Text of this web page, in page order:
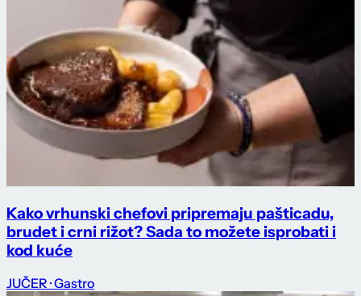
Kako vrhunski chefovi pripremaju pašticadu,
brudet i crni rižot? Sada to možete isprobati i
kod kuće
JUČER · Gastro